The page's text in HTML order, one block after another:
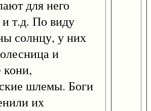
для него
т.д. По виду
солнцу, у них
и
шлемы. Боги
их